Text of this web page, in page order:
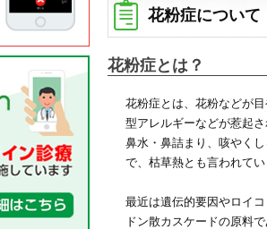
花粉症について
花粉症とは？
花粉症とは、花粉などが
型アレルギーなどが惹起
鼻水・鼻詰まり、咳やく
で、枯草熱とも言われて
最近は遺伝的要因やロイ
ドン散カスケードの原料